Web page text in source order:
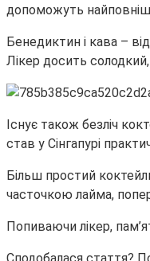
допоможуть
Бенедиктин і кава –
Лікер досить
Існує також безліч
став у Сінгапурі
Більш простий
часточкою лайма,
Попиваючи лікер,